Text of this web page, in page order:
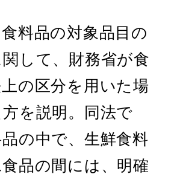
料品の対象品目の
して、財務省が食
の区分を用いた場
を説明。同法で
の中で、生鮮食料
品の間には、明確